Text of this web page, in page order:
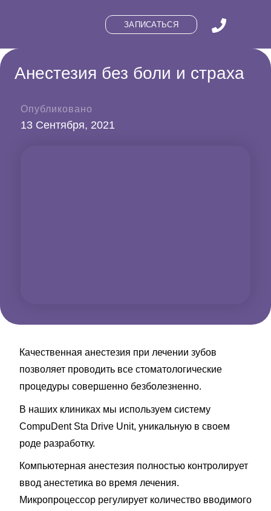
ЗАПИСАТЬСЯ
Анестезия без боли и страха
Опубликовано
13 Сентября, 2021
Качественная анестезия при лечении зубов
позволяет проводить все стоматологические
процедуры совершенно безболезненно.
В наших клиниках мы используем систему
CompuDent Sta Drive Unit, уникальную в своем
роде разработку.
Компьютерная анестезия полностью контролирует
ввод анестетика во время лечения.
Микропроцессор регулирует количество вводимого